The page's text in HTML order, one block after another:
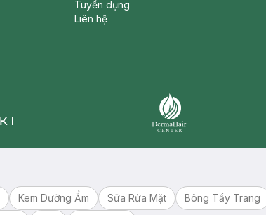
Tuyển dụng
Liên hệ
Kem Dưỡng Ẩm Sữa Rửa Mặt Bông Tẩy Trang